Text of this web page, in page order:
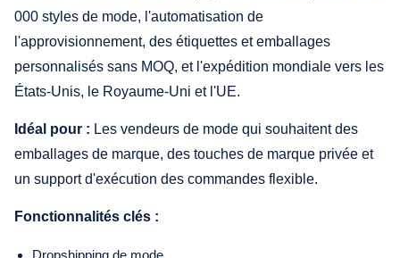
000 styles de mode, l'automatisation de
l'approvisionnement, des étiquettes et emballages
personnalisés sans MOQ, et l'expédition mondiale vers les
États-Unis, le Royaume-Uni et l'UE.
Idéal pour : Les vendeurs de mode qui souhaitent des
emballages de marque, des touches de marque privée et
un support d'exécution des commandes flexible.
Fonctionnalités clés :
Dropshipping de mode